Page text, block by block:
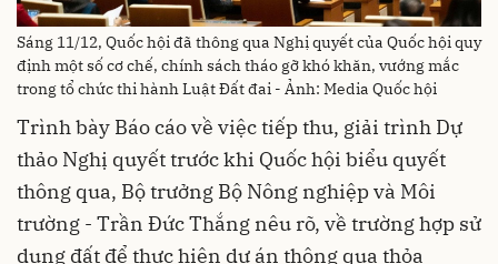
Sáng 11/12, Quốc hội đã thông qua Nghị quyết của Quốc hội quy
định một số cơ chế, chính sách tháo gỡ khó khăn, vướng mắc
trong tổ chức thi hành Luật Đất đai - Ảnh: Media Quốc hội
Trình bày Báo cáo về việc tiếp thu, giải trình Dự
thảo Nghị quyết trước khi Quốc hội biểu quyết
thông qua, Bộ trưởng Bộ Nông nghiệp và Môi
trường - Trần Đức Thắng nêu rõ, về trường hợp sử
dụng đất để thực hiện dự án thông qua thỏa